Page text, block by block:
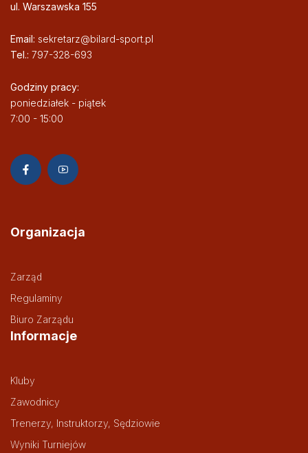
ul. Warszawska 155
Email: sekretarz@bilard-sport.pl
Tel.: 797-328-693
Godziny pracy:
poniedziałek - piątek
7:00 - 15:00
Organizacja
Zarząd
Regulaminy
Biuro Zarządu
Informacje
Kluby
Zawodnicy
Trenerzy, Instruktorzy, Sędziowie
Wyniki Turniejów